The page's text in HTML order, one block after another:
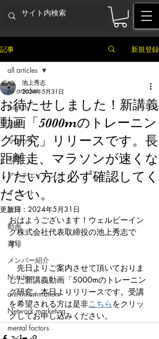
記事 新規登録
all articles
English
栄養
マラソン
心理
アンチエイジング
イベント
故障
動画
書籍
メンバー紹介
Nutrition
anti-inflammation
Network marketing
mental factors
all articles
お待たせしました！新講義
動画「5000mのトレーニン
グ研究」リリースです。長
距離走、マラソンが速くな
りたい方は必ず確認してく
ださい。
池上秀志
2024年5月31日
更新日： 2024年5月31日
おはようございます！ウェルビーイン
グ株式会社代表取締役の池上秀志で
す。
先日よりご案内させて頂いておりま
した新講義動画「5000mのトレーニン
グ研究」本日よりリリースです。受講
を希望される方は是非こちらをクリッ
クしてお申し込みください。